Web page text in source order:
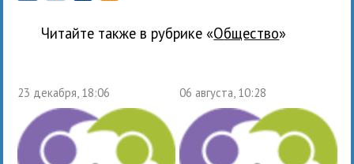
Читайте также в рубрике « общество»
23 декабря, 18:06 06 августа, 10:28